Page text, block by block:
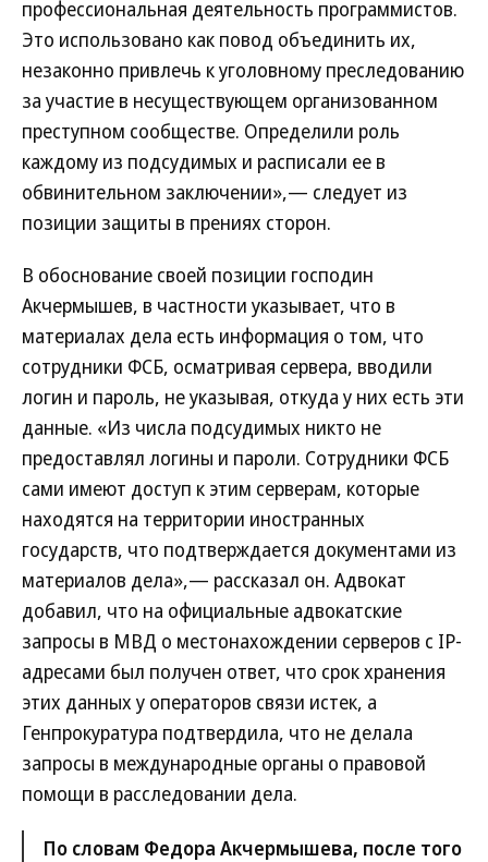
профессиональная деятельность программистов.
Это использовано как повод объединить их,
незаконно привлечь к уголовному преследованию
за участие в несуществующем организованном
преступном сообществе. Определили роль
каждому из подсудимых и расписали ее в
обвинительном заключении»,— следует из
позиции защиты в прениях сторон.
В обоснование своей позиции господин
Акчермышев, в частности указывает, что в
материалах дела есть информация о том, что
сотрудники ФСБ, осматривая сервера, вводили
логин и пароль, не указывая, откуда у них есть эти
данные. «Из числа подсудимых никто не
предоставлял логины и пароли. Сотрудники ФСБ
сами имеют доступ к этим серверам, которые
находятся на территории иностранных
государств, что подтверждается документами из
материалов дела»,— рассказал он. Адвокат
добавил, что на официальные адвокатские
запросы в МВД о местонахождении серверов с IP-
адресами был получен ответ, что срок хранения
этих данных у операторов связи истек, а
Генпрокуратура подтвердила, что не делала
запросы в международные органы о правовой
помощи в расследовании дела.
По словам Федора Акчермышева, после того